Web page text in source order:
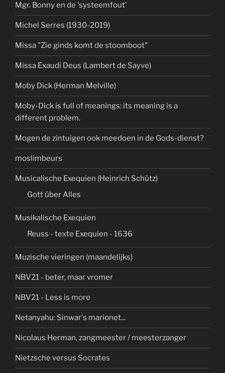
Mgr. Bonny en de 'systeemfout'
Michel Serres (1930-2019)
Missa "Zie ginds komt de stoomboot"
Missa Exaudi Deus (Lambert de Sayve)
Moby Dick (Herman Melville)
Moby-Dick is full of meanings: its meaning is a
different problem.
Mogen de zintuigen ook meedoen in de Gods-dienst?
moslimbeurs
Musicalische Exequien (Heinrich Schütz)
Gott über Alles
Musikalische Exequien
Reuss - texte Exequien - 1636
Muzische vieringen (maandelijks)
NBV21 - beter, maar vromer
NBV21 - Less is more
Netanyahu: Sinwar's marionet...
Nicolaus Herman, zangmeester / meesterzanger
Nietzsche versus Socrates